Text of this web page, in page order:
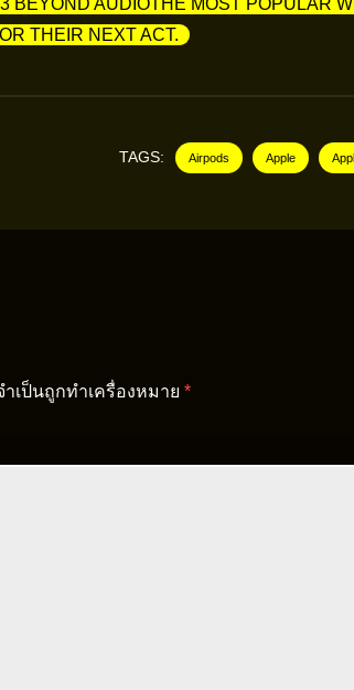
BEYOND AUDIOTHE MOST POPULAR
THEIR NEXT ACT.
TAGS: Airpods Apple
เป็นถูกทำเครื่องหมาย *